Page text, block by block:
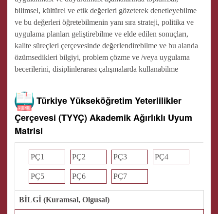
bilimsel, kültürel ve etik değerleri gözeterek denetleyebilme
ve bu değerleri öğretebilmenin yanı sıra strateji, politika ve
uygulama planları geliştirebilme ve elde edilen sonuçları,
kalite süreçleri çerçevesinde değerlendirebilme ve bu alanda
özümsedikleri bilgiyi, problem çözme ve /veya uygulama
becerilerini, disiplinlerarası çalışmalarda kullanabilme
Türkiye Yükseköğretim Yeterlilikler
Çerçevesi (TYYÇ) Akademik Ağırlıklı Uyum
Matrisi
PÇ1 PÇ2 PÇ3 PÇ4
PÇ5 PÇ6 PÇ7
BİLGİ (Kuramsal, Olgusal)